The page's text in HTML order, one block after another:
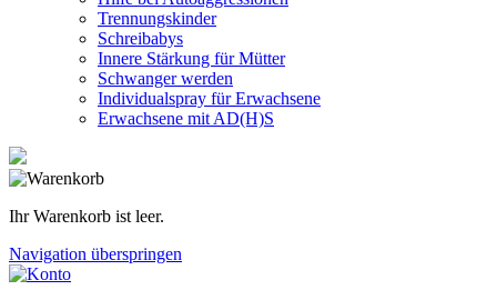
Trennungskinder
Schreibabys
Innere Stärkung für Mütter
Schwanger werden
Individualspray für Erwachsene
Erwachsene mit AD(H)S
Ihr Warenkorb ist leer.
Navigation überspringen